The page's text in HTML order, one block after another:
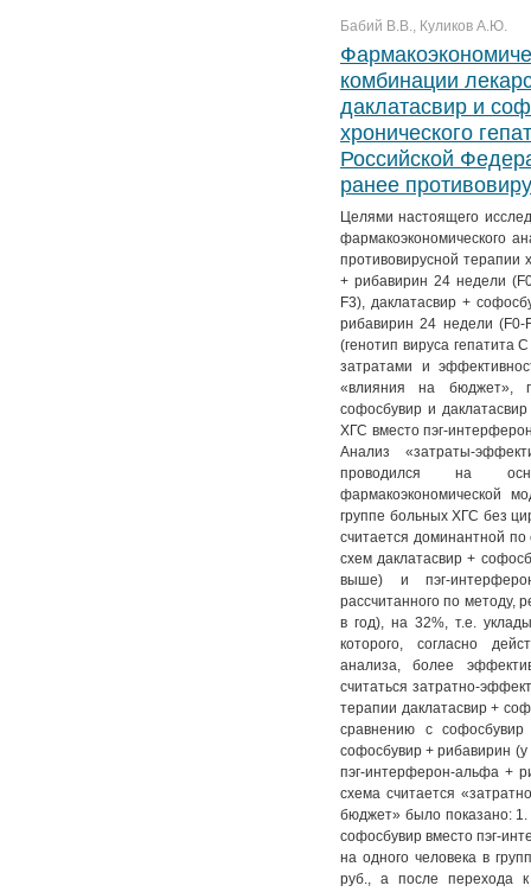
Бабий В.В., Куликов А.Ю.
комбинации
даклатасвир и
хронического
Российской
ранее
Целями настоящего
фармакоэкономического
противовирусной терапии
+ рибавирин 24 недели
F3), даклатасвир +
рибавирин 24 недели
(генотип вируса гепатита
затратами и
«влияния на бюджет»,
софосбувир и
ХГС вместо пэг-
Анализ «затраты-
проводился на
фармакоэкономической
группе больных ХГС без
считается доминантной
схем даклатасвир +
выше) и пэг-
рассчитанного по
в год), на 32%, т.е.
которого, согласно
анализа, более
считаться затратно-
терапии даклатасвир +
сравнению с
софосбувир + рибавирин
пэг-интерферон-альфа +
схема считается
бюджет» было показано: 1.
софосбувир вместо пэг-
на одного человека в
руб., а после перехода